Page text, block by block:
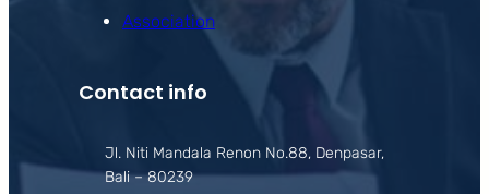
Association
Contact info
Jl. Niti Mandala Renon No.88, Denpasar,
Bali – 80239